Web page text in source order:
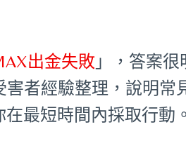
出金失敗 」，答案很
害者經驗整理，說明常
最短時間內採取行動。